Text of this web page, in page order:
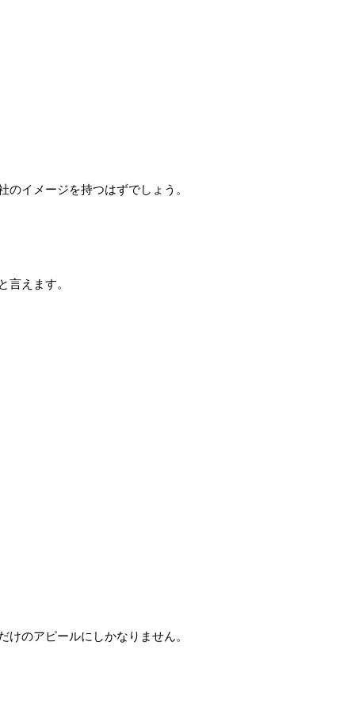
イメージを持つはずでしょう。
言えます。
のアピールにしかなりません。